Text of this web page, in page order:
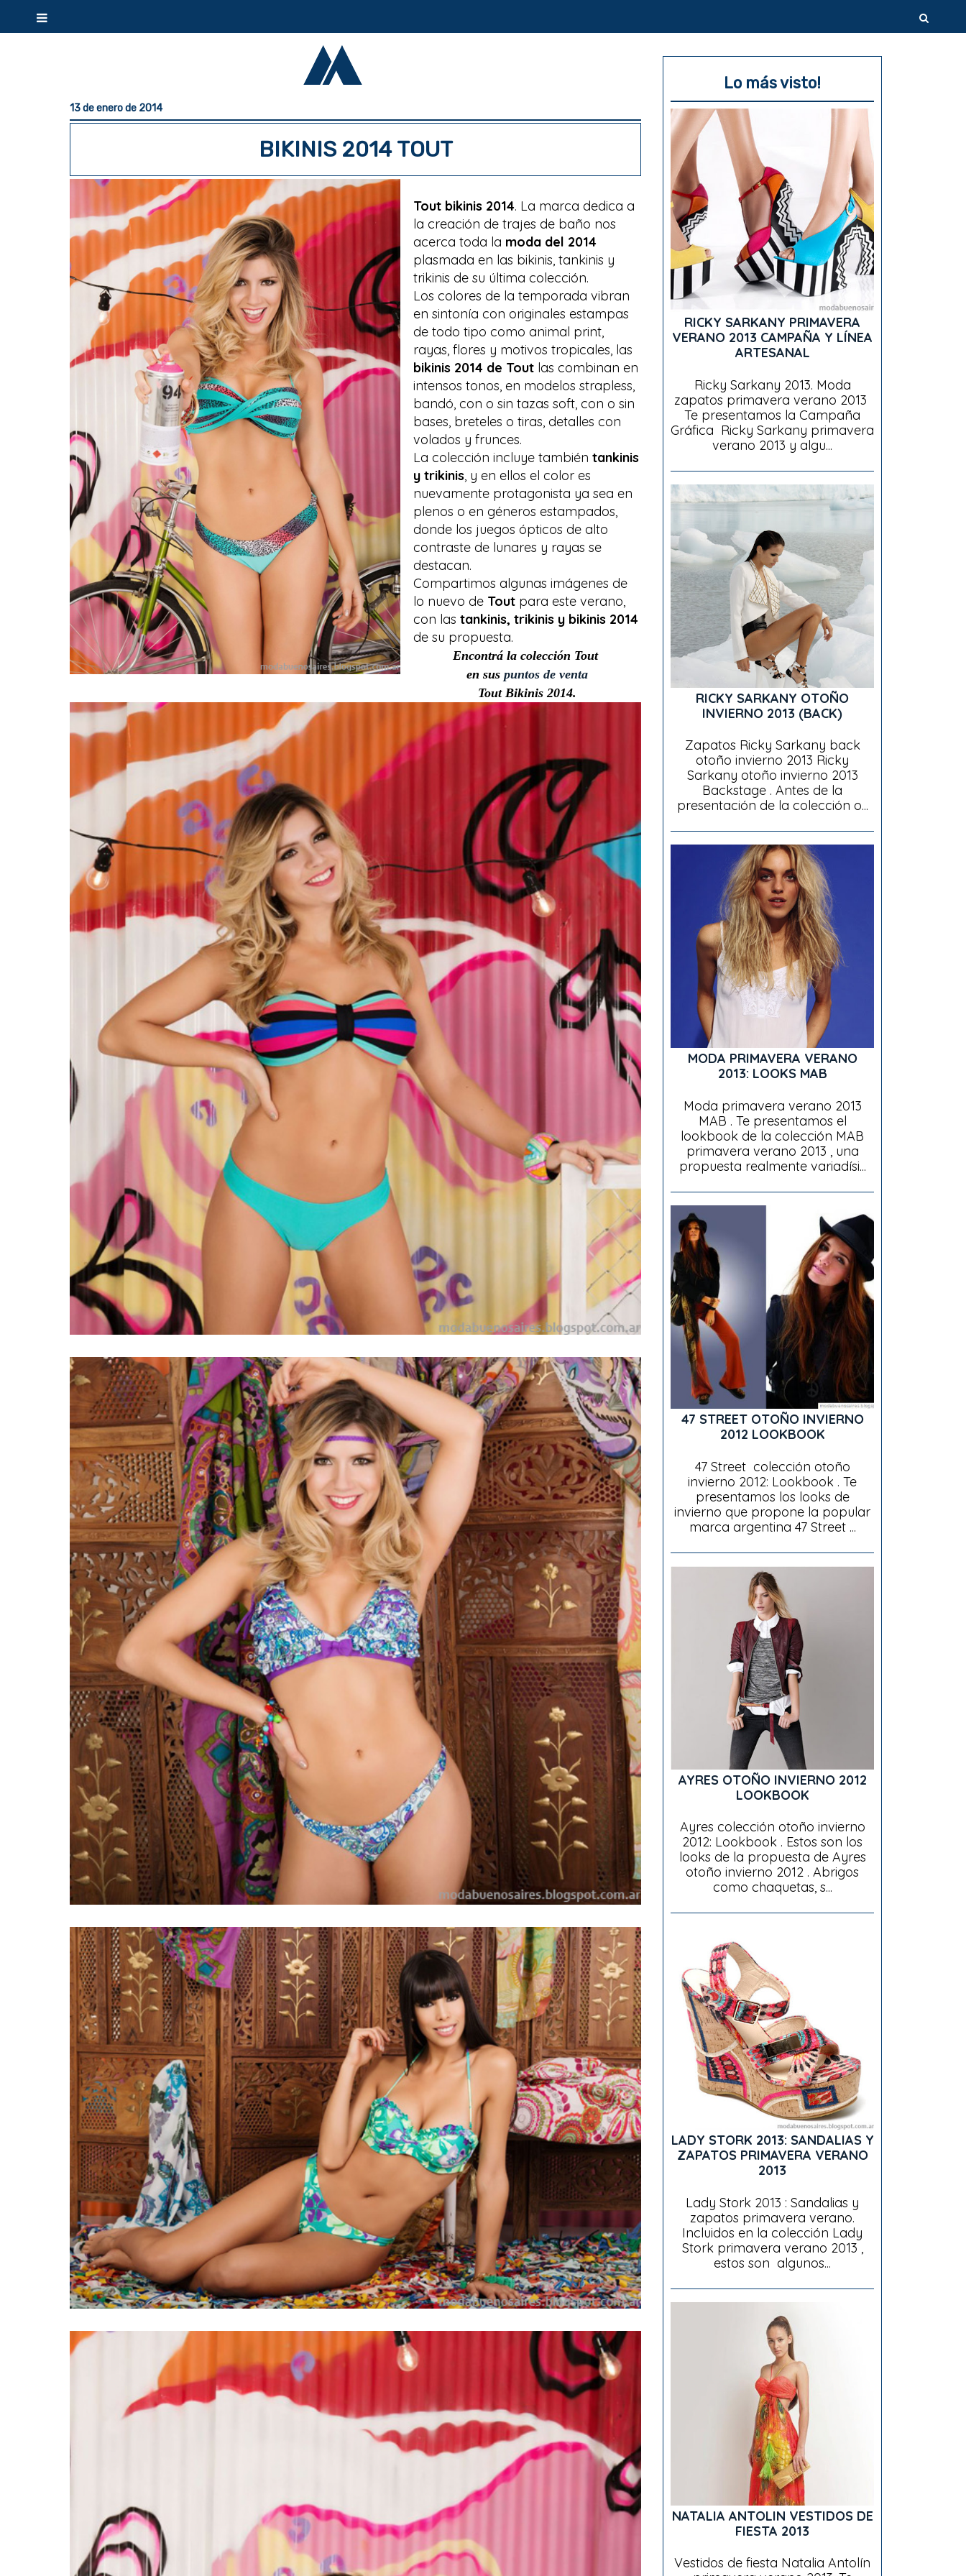
13 de enero de 2014
BIKINIS 2014 TOUT
Tout bikinis 2014. La marca dedica a
la creación de trajes de baño nos
acerca toda la moda del 2014
plasmada en las bikinis, tankinis y
trikinis de su última colección.
Los colores de la temporada vibran
en sintonía con originales estampas
de todo tipo como animal print,
rayas, flores y motivos tropicales, las
bikinis 2014 de Tout las combinan en
intensos tonos, en modelos strapless,
bandó, con o sin tazas soft, con o sin
bases, breteles o tiras, detalles con
volados y frunces.
La colección incluye también tankinis
y trikinis, y en ellos el color es
nuevamente protagonista ya sea en
plenos o en géneros estampados,
donde los juegos ópticos de alto
contraste de lunares y rayas se
destacan.
Compartimos algunas imágenes de
lo nuevo de Tout para este verano,
con las tankinis, trikinis y bikinis 2014
de su propuesta.
Encontrá la colección Tout
en sus puntos de venta
Tout Bikinis 2014.
Lo más visto!
RICKY SARKANY PRIMAVERA
VERANO 2013 CAMPAÑA Y LÍNEA
ARTESANAL
Ricky Sarkany 2013. Moda
zapatos primavera verano 2013
Te presentamos la Campaña
Gráfica Ricky Sarkany primavera
verano 2013 y algu...
RICKY SARKANY OTOÑO
INVIERNO 2013 (BACK)
Zapatos Ricky Sarkany back
otoño invierno 2013 Ricky
Sarkany otoño invierno 2013
Backstage . Antes de la
presentación de la colección o...
MODA PRIMAVERA VERANO
2013: LOOKS MAB
Moda primavera verano 2013
MAB . Te presentamos el
lookbook de la colección MAB
primavera verano 2013 , una
propuesta realmente variadísi...
47 STREET OTOÑO INVIERNO
2012 LOOKBOOK
47 Street colección otoño
invierno 2012: Lookbook . Te
presentamos los looks de
invierno que propone la popular
marca argentina 47 Street ...
AYRES OTOÑO INVIERNO 2012
LOOKBOOK
Ayres colección otoño invierno
2012: Lookbook . Estos son los
looks de la propuesta de Ayres
otoño invierno 2012 . Abrigos
como chaquetas, s...
LADY STORK 2013: SANDALIAS Y
ZAPATOS PRIMAVERA VERANO
2013
Lady Stork 2013 : Sandalias y
zapatos primavera verano.
Incluidos en la colección Lady
Stork primavera verano 2013 ,
estos son algunos...
NATALIA ANTOLIN VESTIDOS DE
FIESTA 2013
Vestidos de fiesta Natalia Antolín